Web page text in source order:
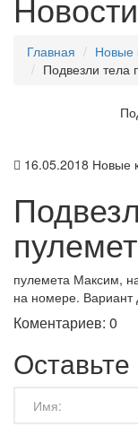
Главная
Новые
Подвезли тела
16.05.2018 Новые
пулемета Максим,
на номере. Вариант
Коментариев: 0